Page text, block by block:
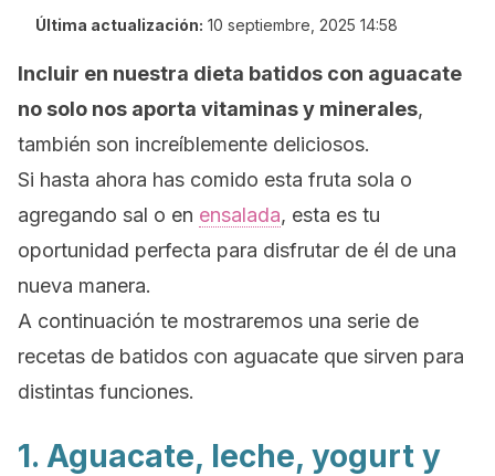
Última actualización: 10 septiembre, 2025 14:58
Incluir en nuestra dieta batidos con aguacate
no solo nos aporta vitaminas y minerales,
también son increíblemente deliciosos.
Si hasta ahora has comido esta fruta sola o
agregando sal o en ensalada, esta es tu
oportunidad perfecta para disfrutar de él de una
nueva manera.
A continuación te mostraremos una serie de
recetas de batidos con aguacate que sirven para
distintas funciones.
1. Aguacate, leche, yogurt y